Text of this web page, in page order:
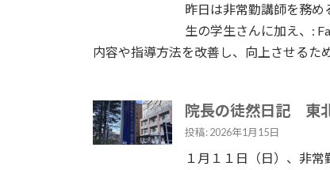
昨日は非常勤講師を務
生の学生さんに加え、:
内容や指導方法を改善し、向上させるた
院長の徒然日記 東
投稿: 2026年1月15日
１月１１日（日）、非